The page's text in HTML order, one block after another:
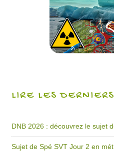
LIRE LES
DNB 2026 : découvrez le sujet
Sujet de Spé SVT Jour 2 en